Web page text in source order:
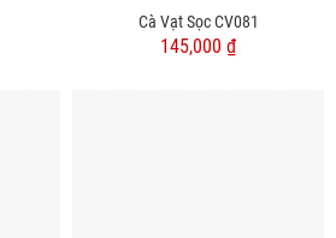
Cà Vạt Sọc CV081
145,000 ₫